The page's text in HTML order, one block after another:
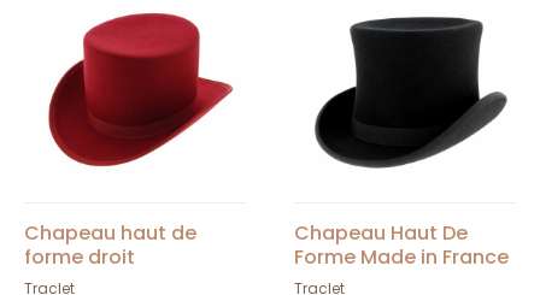
Chapeau haut de
forme droit
Traclet
Chapeau Haut De
Forme Made in France
Feutre Laine Noir
Traclet